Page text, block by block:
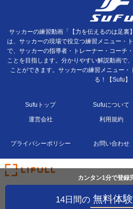
カンタン1分で登録
14日間の 無料体験
サッカーの練習動画「【力を伝えるのは足裏
は、サッカーの現場で役立つ練習メニュー・
で、サッカーの指導者・トレーナー・コーチ
ことを目指します。分かりやすい解説動画で
ことができます。サッカーの練習メニュー
る！【Sufu】
Sufuトップ Sufuについて
運営会社 利用規約
プライバシーポリシー お問い合わせ